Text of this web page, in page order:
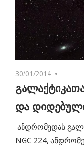
30/01/2014
და
ანდრომედას
NGC 224,